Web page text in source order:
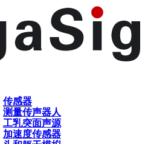
传感器
测量传声器人
工乳突面声源
加速度传感器